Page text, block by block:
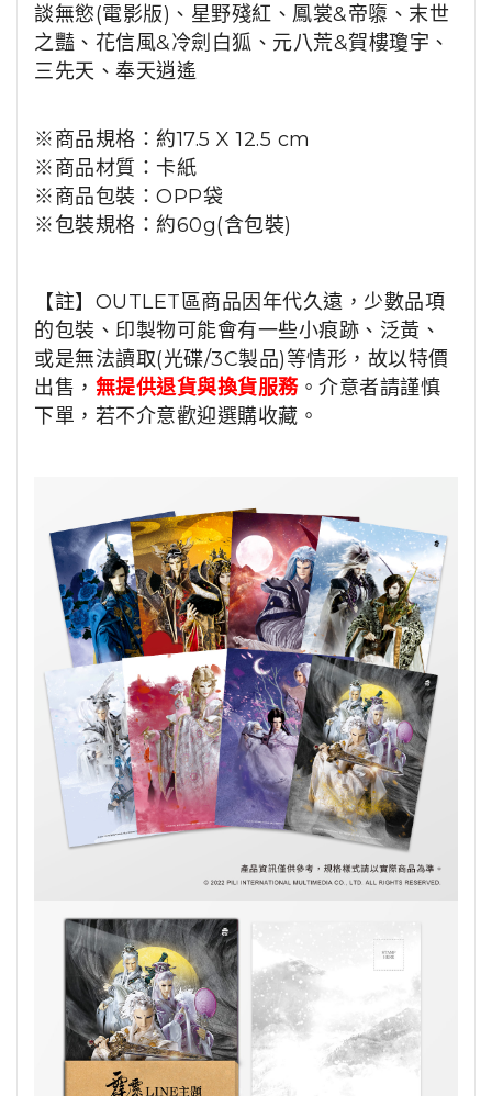
談無慾(電影版)、星野殘紅、鳳裳&帝隳、末世
之豔、花信風&冷劍白狐、元八荒&賀樓瓊宇、
三先天、奉天逍遙
※商品規格： 約17.5 X 12.5 cm
※商品材質： 卡紙
※商品包裝：OPP袋
※包裝規格： 約60g(含包裝)
【註】OUTLET區商品因年代久遠，少數品項
的包裝、印製物可能會有一些小痕跡、泛黃、
或是無法讀取(光碟/3C製品)等情形，故以特價
出售， 無提供退貨與換貨服務。介意者請謹慎
下單，若不介意歡迎選購收藏。